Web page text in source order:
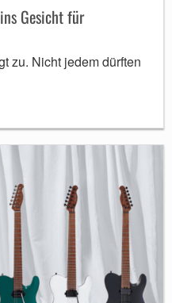
Gesicht für
zu. Nicht jedem dürften